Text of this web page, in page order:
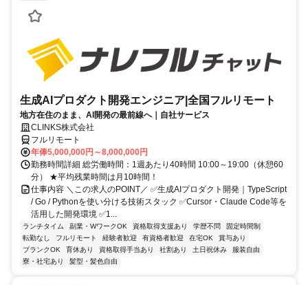
生成AIプロダクト開発エンジニア|全国フルリモート
地方在住のまま、AI開発の最前線へ｜自社サービス
CLINKS株式会社
フルリモート
年俸5,000,000円～8,000,000円
勤務時間詳細 総労働時間：1週あたり40時間 10:00～19:00（休憩60
分） ★平均残業時間は月10時間！
仕事内容 ＼この求人のPOINT／ ✅生成AIプロダクト開発｜TypeScript
/ Go / Pythonを使い分ける技術スタック ✅Cursor・Claude Code等を
活用した開発環境 ✅1...
ランチタイム 副業・WワークOK 資格取得支援あり 学歴不問
固定時間制
転勤なし
フルリモート 経験者歓迎 有資格者歓迎 在宅OK
賞与あり
ブランクOK
育休あり 資格取得手当あり 社割あり 土日祝休み
服装自由
寮・社宅あり
髪型・髪色自由